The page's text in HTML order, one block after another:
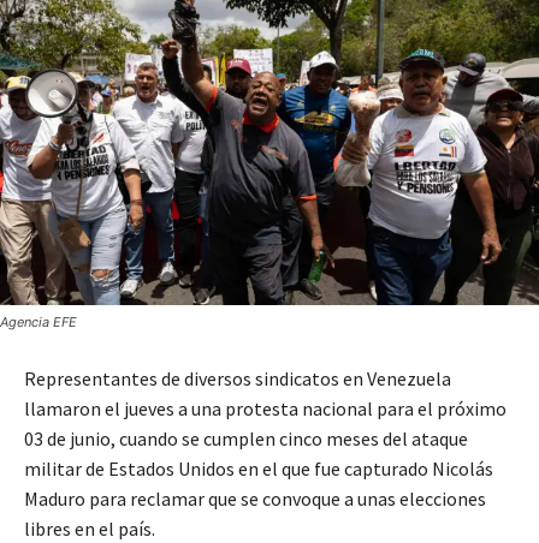
Agencia EFE
Representantes de diversos sindicatos en Venezuela
llamaron el jueves a una protesta nacional para el próximo
03 de junio, cuando se cumplen cinco meses del ataque
militar de Estados Unidos en el que fue capturado Nicolás
Maduro para reclamar que se convoque a unas elecciones
libres en el país.